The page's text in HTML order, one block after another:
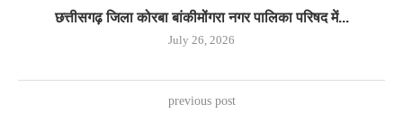
छत्तीसगढ़ जिला कोरबा बांकीमोंगरा नगर पालिका परिषद में...
July 26, 2026
previous post